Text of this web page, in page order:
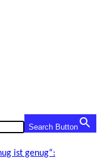
Search Button